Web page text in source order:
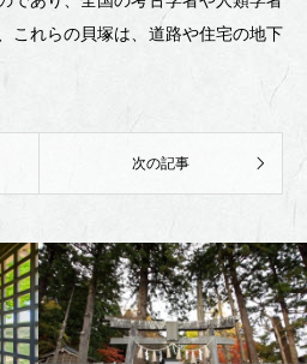
これらの貝塚は、道路や住宅の地下